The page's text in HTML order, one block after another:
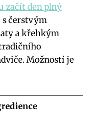
začít den plný
s čerstvým
a křehkým
Možností je